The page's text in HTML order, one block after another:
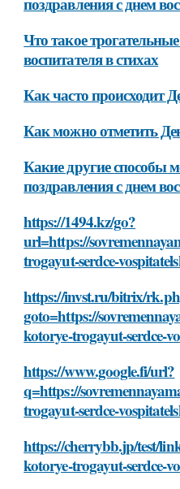
Что такое
воспитателя в стихах
Как часто происходит
Как можно отметить
Какие другие способы
поздравления с днем
https://1494.kz/go?
url=https://
trogayut-serdce-
https://invst.ru/bitrix/
goto=https://
kotorye-trogayut-serdce-
https://www.google.fi/url?
q=https://
trogayut-serdce-
https://cherrybb.jp/test/
kotorye-trogayut-serdce-